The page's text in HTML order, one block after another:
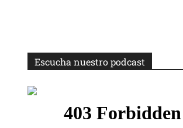
Escucha nuestro podcast